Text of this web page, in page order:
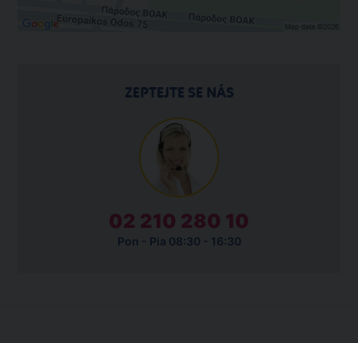
ZEPTEJTE SE NÁS
02 210 280 10
Pon - Pia 08:30 - 16:30